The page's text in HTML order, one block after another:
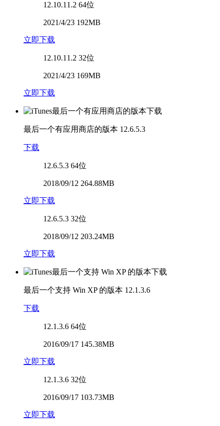
12.10.11.2 64位
2021/4/23 192MB
立即下载
12.10.11.2 32位
2021/4/23 169MB
立即下载
最后一个有应用商店的版本 12.6.5.3
下载
12.6.5.3 64位
2018/09/12 264.88MB
立即下载
12.6.5.3 32位
2018/09/12 203.24MB
立即下载
最后一个支持 Win XP 的版本 12.1.3.6
下载
12.1.3.6 64位
2016/09/17 145.38MB
立即下载
12.1.3.6 32位
2016/09/17 103.73MB
立即下载